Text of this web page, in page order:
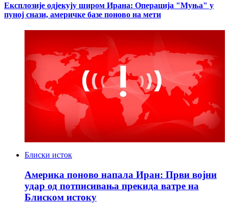
Експлозије одјекују широм Ирана: Операција "Муња" у
пуној снази, америчке базе поново на мети
Блиски исток
Америка поново напала Иран: Први војни
удар од потписивања прекида ватре на
Блиском истоку